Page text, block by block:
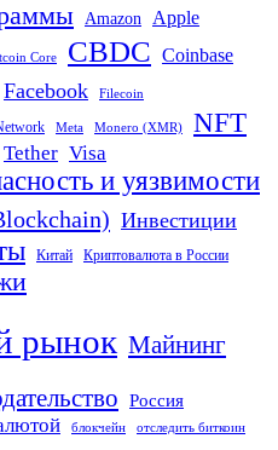
Amazon Apple
Core CBDC Coinbase
Facebook Filecoin
Meta Monero (XMR) NFT
Tether Visa
и уязвимости
Инвестиции
Китай Криптовалюта в России
рынок Майнинг
Россия
блокчейн отследить биткоин